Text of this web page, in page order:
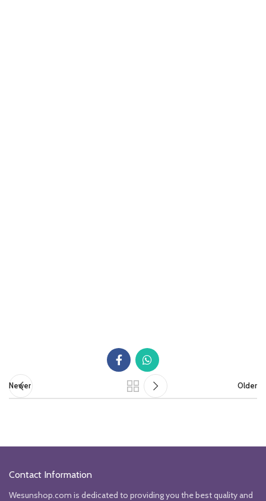
Newer Older
Contact Information
Wesunshop.com is dedicated to providing you the best quality and